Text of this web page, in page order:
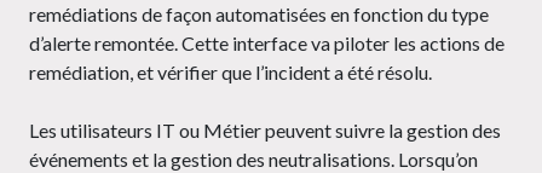
remédiations de façon automatisées en fonction du type
d’alerte remontée. Cette interface va piloter les actions de
remédiation, et vérifier que l’incident a été résolu.
Les utilisateurs IT ou Métier peuvent suivre la gestion des
événements et la gestion des neutralisations. Lorsqu’on